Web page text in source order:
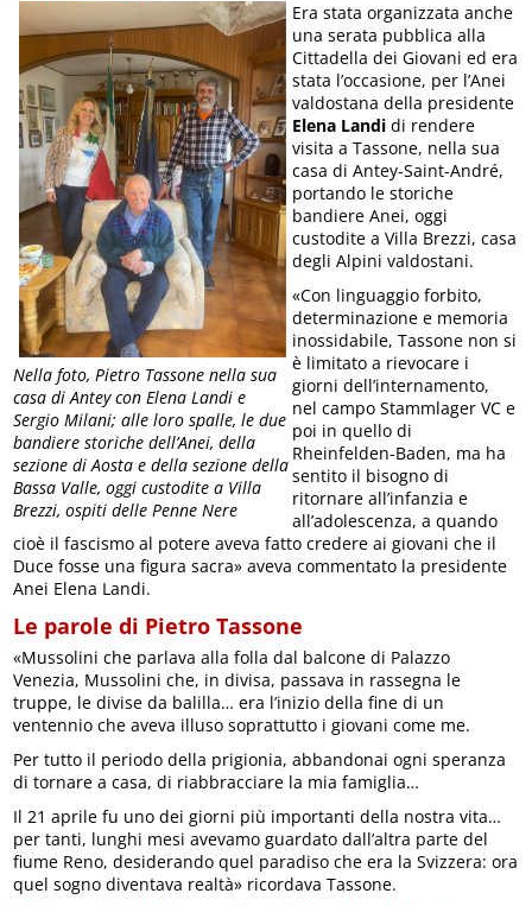
Nella foto, Pietro Tassone nella sua
casa di Antey con Elena Landi e
Sergio Milani; alle loro spalle, le due
bandiere storiche dell’Anei, della
sezione di Aosta e della sezione della
Bassa Valle, oggi custodite a Villa
Brezzi, ospiti delle Penne Nere
Era stata organizzata anche
una serata pubblica alla
Cittadella dei Giovani ed era
stata l’occasione, per l’Anei
valdostana della presidente
Elena Landi di rendere
visita a Tassone, nella sua
casa di Antey-Saint-André,
portando le storiche
bandiere Anei, oggi
custodite a Villa Brezzi, casa
degli Alpini valdostani.
«Con linguaggio forbito,
determinazione e memoria
inossidabile, Tassone non si
è limitato a rievocare i
giorni dell’internamento,
nel campo Stammlager VC e
poi in quello di
Rheinfelden-Baden, ma ha
sentito il bisogno di
ritornare all’infanzia e
all’adolescenza, a quando
cioè il fascismo al potere aveva fatto credere ai giovani che il
Duce fosse una figura sacra» aveva commentato la presidente
Anei Elena Landi.
Le parole di Pietro Tassone
«Mussolini che parlava alla folla dal balcone di Palazzo
Venezia, Mussolini che, in divisa, passava in rassegna le
truppe, le divise da balilla… era l’inizio della fine di un
ventennio che aveva illuso soprattutto i giovani come me.
Per tutto il periodo della prigionia, abbandonai ogni speranza
di tornare a casa, di riabbracciare la mia famiglia…
Il 21 aprile fu uno dei giorni più importanti della nostra vita…
per tanti, lunghi mesi avevamo guardato dall’altra parte del
fiume Reno, desiderando quel paradiso che era la Svizzera: ora
quel sogno diventava realtà» ricordava Tassone.